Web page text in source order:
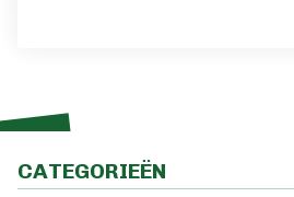
CATEGORIEËN